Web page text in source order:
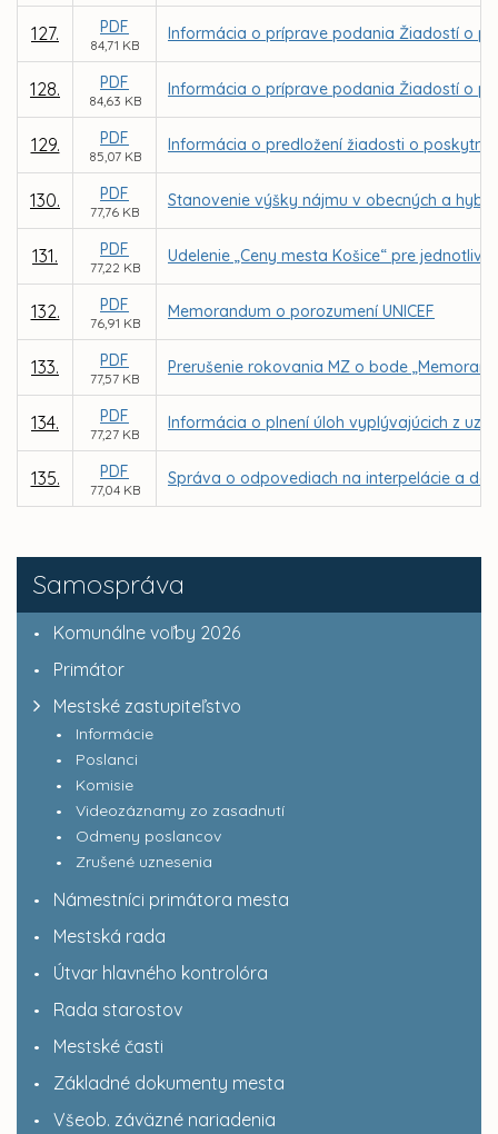
Samospráva
Komunálne voľby 2026
Primátor
Mestské zastupiteľstvo
Informácie
Poslanci
Komisie
Videozáznamy zo zasadnutí
Odmeny poslancov
Zrušené uznesenia
Námestníci primátora mesta
Mestská rada
Útvar hlavného kontrolóra
Rada starostov
Mestské časti
Základné dokumenty mesta
Všeob. záväzné nariadenia
127. PDF
84,71 KB
Informácia o príprave podania Žiadostí o
128. PDF
84,63 KB
Informácia o príprave podania Žiadostí o
129. PDF
85,07 KB
Informácia o predložení žiadosti o
130. PDF
77,76 KB
Stanovenie výšky nájmu v obecných a
131. PDF
77,22 KB
Udelenie „Ceny mesta Košice“ pre
132. PDF
76,91 KB
Memorandum o porozumení UNICEF
133. PDF
77,57 KB
Prerušenie rokovania MZ o bode
134. PDF
77,27 KB
Informácia o plnení úloh vyplývajúcich z
135. PDF
77,04 KB
Správa o odpovediach na interpelácie a